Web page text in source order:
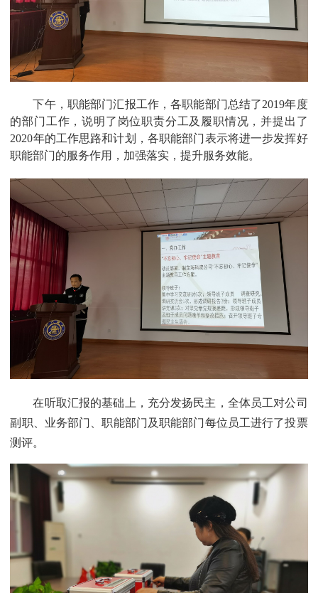
下午，职能部门汇报工作，各职能部门总结了2019年度
的部门工作，说明了岗位职责分工及履职情况，并提出了
2020年的工作思路和计划，各职能部门表示将进一步发挥好
职能部门的服务作用，加强落实，提升服务效能。
在听取汇报的基础上，充分发扬民主，全体员工对公司
副职、业务部门、职能部门及职能部门每位员工进行了投票
测评。